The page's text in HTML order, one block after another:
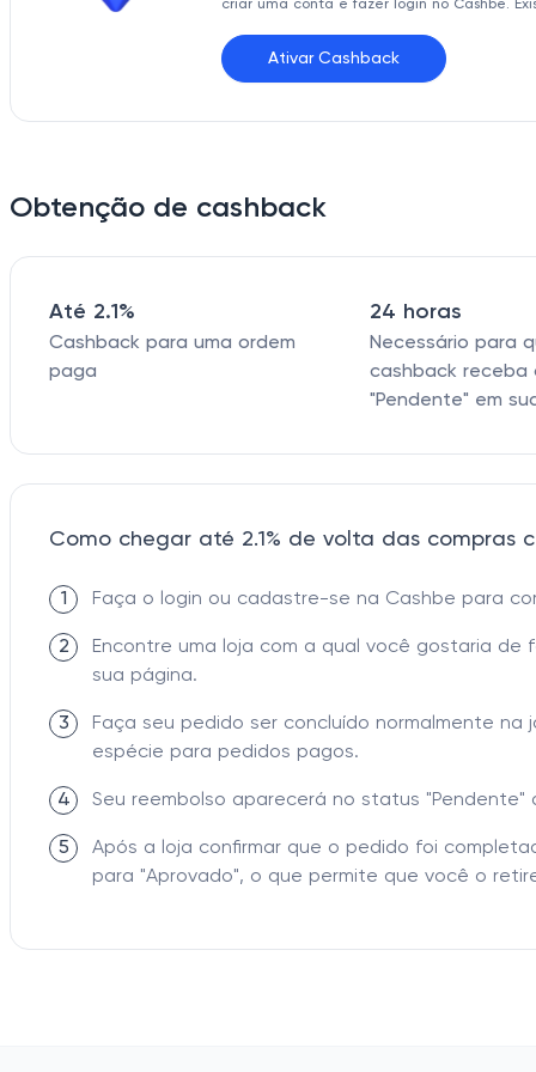
criar uma conta e fazer login no Cashbe.
Ativar Cashback
Obtenção de cashback
Até 2.1%
Cashback para uma ordem
paga
24 horas
Necessário para
cashback receba
"Pendente" em
Como chegar até 2.1% de volta das compras
1 Faça o login ou cadastre-se na Cashbe para
2
Encontre uma loja com a qual você gostaria de
sua página.
3
Faça seu pedido ser concluído normalmente
espécie para pedidos pagos.
4 Seu reembolso aparecerá no status
5
Após a loja confirmar que o pedido foi
para "Aprovado", o que permite que você o